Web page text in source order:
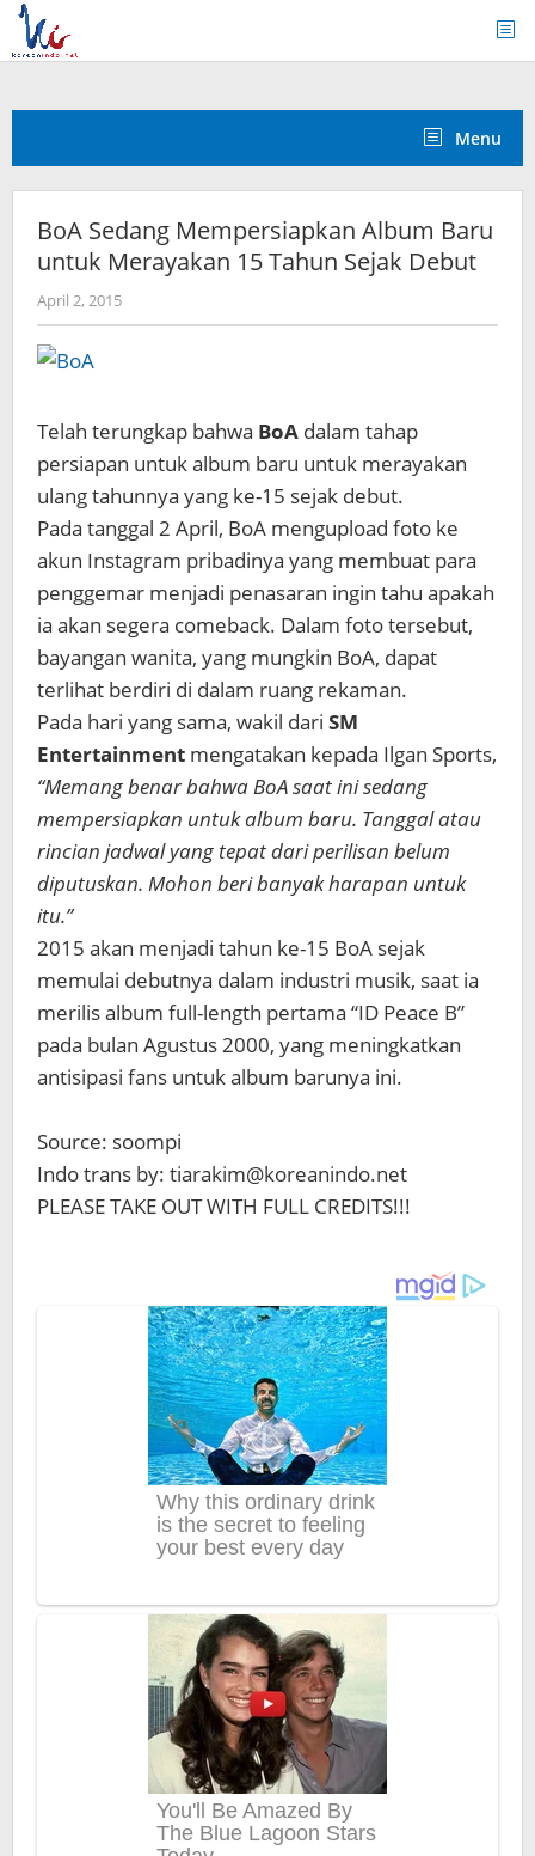
Skip
content
Menu
BoA Sedang Mempersiapkan Album Baru
untuk Merayakan 15 Tahun Sejak Debut
April 2, 2015by
Koreanindo
Telah terungkap bahwa BoA dalam tahap
persiapan untuk album baru untuk merayakan
ulang tahunnya yang ke-15 sejak debut.
Pada tanggal 2 April, BoA mengupload foto ke
akun Instagram pribadinya yang membuat para
penggemar menjadi penasaran ingin tahu apakah
ia akan segera comeback. Dalam foto tersebut,
bayangan wanita, yang mungkin BoA, dapat
terlihat berdiri di dalam ruang rekaman.
Pada hari yang sama, wakil dari SM
Entertainment mengatakan kepada Ilgan Sports,
“Memang benar bahwa BoA saat ini sedang
mempersiapkan untuk album baru. Tanggal atau
rincian jadwal yang tepat dari perilisan belum
diputuskan. Mohon beri banyak harapan untuk
itu.”
2015 akan menjadi tahun ke-15 BoA sejak
memulai debutnya dalam industri musik, saat ia
merilis album full-length pertama “ID Peace B”
pada bulan Agustus 2000, yang meningkatkan
antisipasi fans untuk album barunya ini.
Source: soompi
Indo trans by: tiarakim@koreanindo.net
PLEASE TAKE OUT WITH FULL CREDITS!!!